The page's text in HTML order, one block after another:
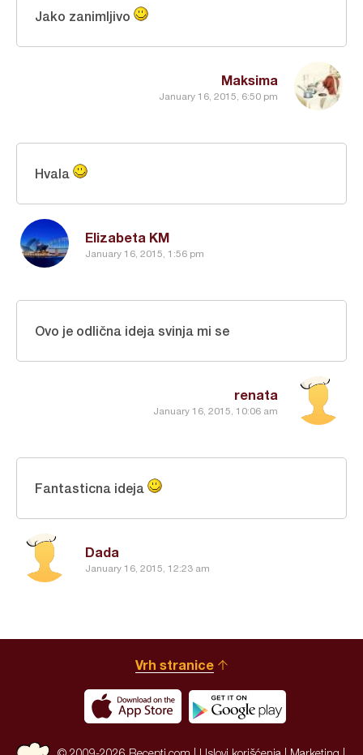
Maksima
January 16, 2015, 6:50 pm
Jako zanimljivo
Elizabeta KM
January 16, 2015, 1:56 pm
Hvala
renata
January 16, 2015, 10:06 am
Ovo je odlična ideja svinja mi se
Dada
January 16, 2015, 12:23 am
Fantasticna ideja
Vrh stranice